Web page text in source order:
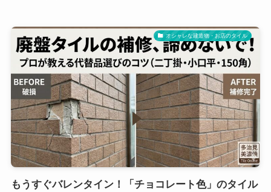
オシャレな建造物・お店のタイル
もうすぐバレンタイン！「チョコレート色」のタイル